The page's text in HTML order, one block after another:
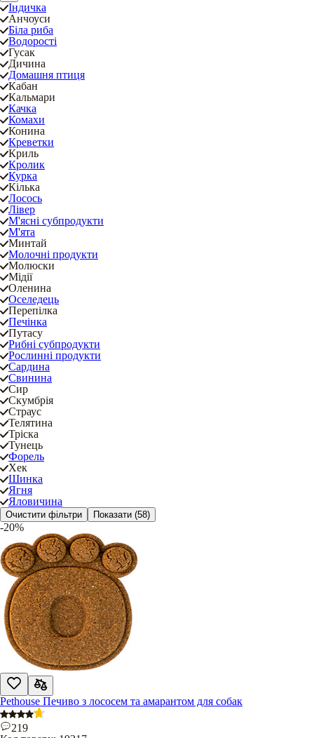
Індичка
Анчоуси
Біла риба
Водорості
Гусак
Дичина
Домашня птиця
Кабан
Кальмари
Качка
Комахи
Конина
Креветки
Криль
Кролик
Курка
Кілька
Лосось
Лівер
М'ясні субпродукти
М'ята
Минтай
Молочні продукти
Молюски
Мідії
Оленина
Оселедець
Перепілка
Печінка
Путасу
Рибні субпродукти
Рослинні продукти
Сардина
Свинина
Сир
Скумбрія
Страус
Телятина
Тріска
Тунець
Форель
Хек
Шинка
Ягня
Яловичина
Очистити фільтри Показати (58)
-20%
Pethouse Печиво з лососем та амарантом для собак
219